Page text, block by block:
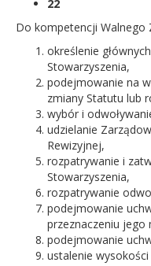
22
Do kompetencji Walnego
określenie
Stowarzyszenia,
podejmowanie na
zmiany Statutu lub
wybór i
udzielanie
Rewizyjnej,
rozpatrywanie i
Stowarzyszenia,
rozpatrywanie
podejmowanie
przeznaczeniu jego
podejmowanie
ustalenie wysokości